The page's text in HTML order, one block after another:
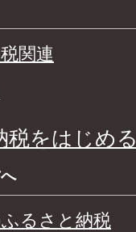
関連
税をはじめる
るさと納税